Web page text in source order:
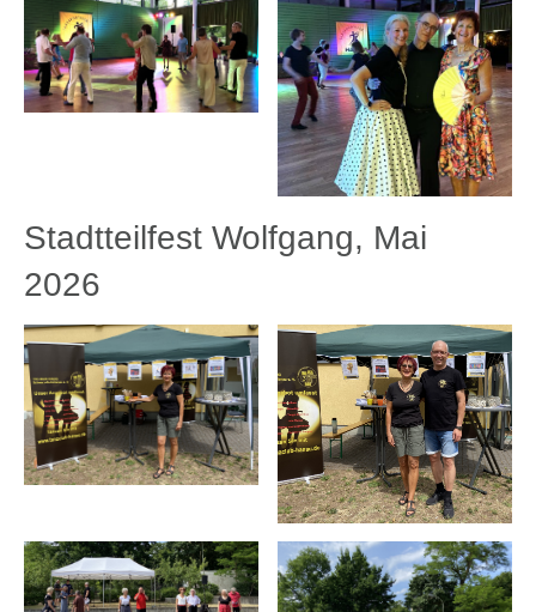
Stadtteilfest Wolfgang, Mai
2026